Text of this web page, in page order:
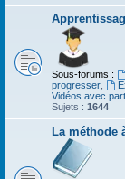
Sous-forums :
progresser
Vidéos avec
Sujets : 1644
La méthode